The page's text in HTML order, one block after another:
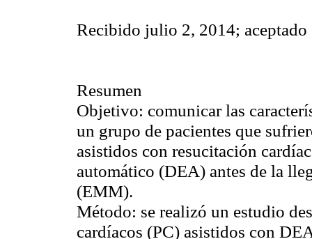
Recibido julio 2, 2014;
Resumen
Objetivo: comunicar las
un grupo de pacientes que
asistidos con resucitación
automático (DEA) antes de la
(EMM).
Método: se realizó un estudio
cardíacos (PC) asistidos con